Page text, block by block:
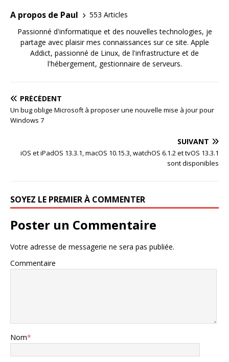
A propos de Paul
553 Articles
Passionné d'informatique et des nouvelles technologies, je
partage avec plaisir mes connaissances sur ce site. Apple
Addict, passionné de Linux, de l'infrastructure et de
l'hébergement, gestionnaire de serveurs.
PRÉCÉDENT
Un bug oblige Microsoft à proposer une nouvelle mise à jour pour
Windows 7
SUIVANT
iOS et iPadOS 13.3.1, macOS 10.15.3, watchOS 6.1.2 et tvOS 13.3.1
sont disponibles
SOYEZ LE PREMIER À COMMENTER
Poster un Commentaire
Votre adresse de messagerie ne sera pas publiée.
Commentaire
Nom*